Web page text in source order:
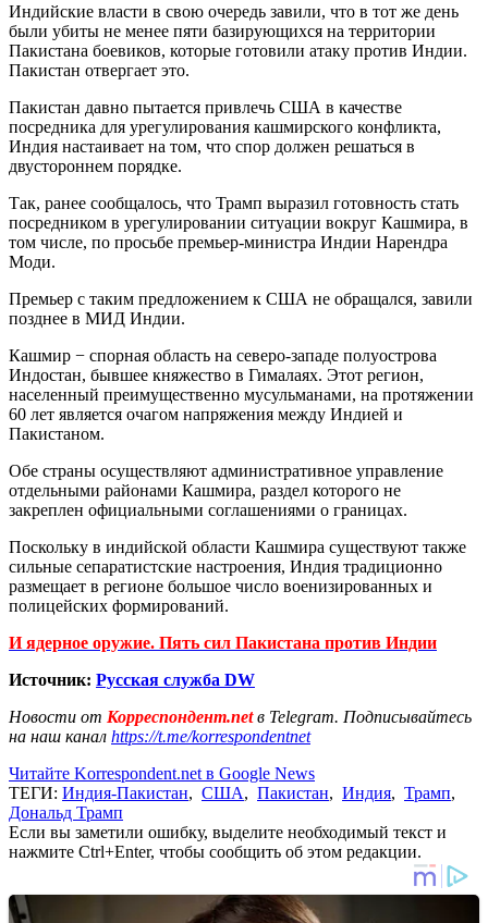
Индийские власти в свою очередь завили, что в тот же день
были убиты не менее пяти базирующихся на территории
Пакистана боевиков, которые готовили атаку против Индии.
Пакистан отвергает это.
Пакистан давно пытается привлечь США в качестве
посредника для урегулирования кашмирского конфликта,
Индия настаивает на том, что спор должен решаться в
двустороннем порядке.
Так, ранее сообщалось, что Трамп выразил готовность стать
посредником в урегулировании ситуации вокруг Кашмира, в
том числе, по просьбе премьер-министра Индии Нарендра
Моди.
Премьер с таким предложением к США не обращался, завили
позднее в МИД Индии.
Кашмир − спорная область на северо-западе полуострова
Индостан, бывшее княжество в Гималаях. Этот регион,
населенный преимущественно мусульманами, на протяжении
60 лет является очагом напряжения между Индией и
Пакистаном.
Обе страны осуществляют административное управление
отдельными районами Кашмира, раздел которого не
закреплен официальными соглашениями о границах.
Поскольку в индийской области Кашмира существуют также
сильные сепаратистские настроения, Индия традиционно
размещает в регионе большое число военизированных и
полицейских формирований.
И ядерное оружие. Пять сил Пакистана против Индии
Источник: Русская служба DW
Новости от Корреспондент.netв Telegram. Подписывайтесь
на наш канал https://t.me/korrespondentnet
Читайте Korrespondent.net в Google News
ТЕГИ: Индия-Пакистан, США, Пакистан, Индия, Трамп,
Дональд Трамп
Если вы заметили ошибку, выделите необходимый текст и
нажмите Ctrl+Enter, чтобы сообщить об этом редакции.